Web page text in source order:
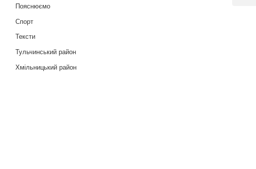
Пояснюємо
Спорт
Тексти
Тульчинський район
Хмільницький район